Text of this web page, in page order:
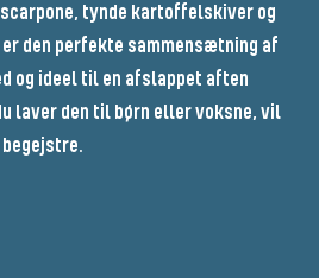
, tynde kartoffelskiver og
den perfekte sammensætning af
og ideel til en afslappet aften
laver den til børn eller voksne, vil
begejstre.